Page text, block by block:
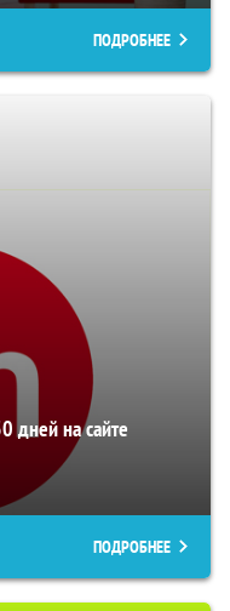
ПОДРОБНЕЕ
дней на сайте
ПОДРОБНЕЕ